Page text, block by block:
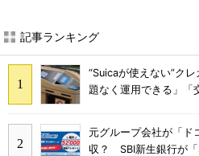
記事ランキング
“Suicaが使えない”ク
題なく運用できる」「
元グループ会社が「ド
収？ SBI新生銀行が「